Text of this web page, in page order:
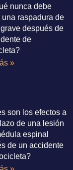
nunca debe
una raspadura de
después de
de
»
son los efectos a
de una lesión
espinal
de un accidente